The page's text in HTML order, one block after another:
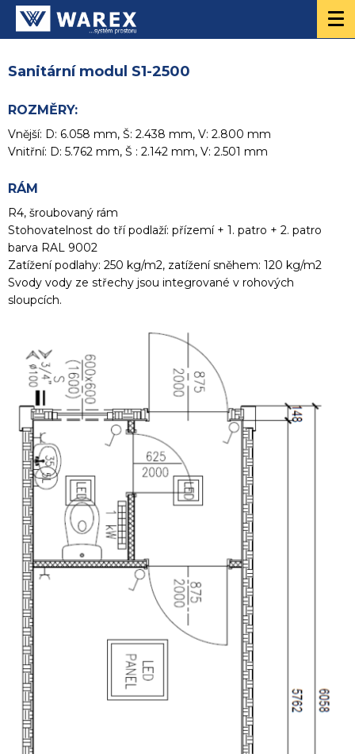
Sanitární modul S1-2500
ROZMĚRY:
Vnější: D: 6.058 mm, Š: 2.438 mm, V: 2.800 mm
Vnitřní: D: 5.762 mm, Š : 2.142 mm, V: 2.501 mm
RÁM
R4, šroubovaný rám
Stohovatelnost do tří podlaží: přízemí + 1. patro + 2. patro
barva RAL 9002
Zatížení podlahy: 250 kg/m2, zatížení sněhem: 120 kg/m2
Svody vody ze střechy jsou integrované v rohových
sloupcích.